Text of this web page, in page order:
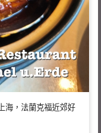
海，法蘭克福近郊好